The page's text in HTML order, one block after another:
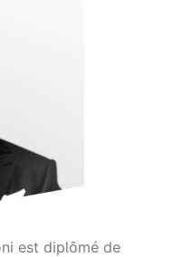
est diplômé de